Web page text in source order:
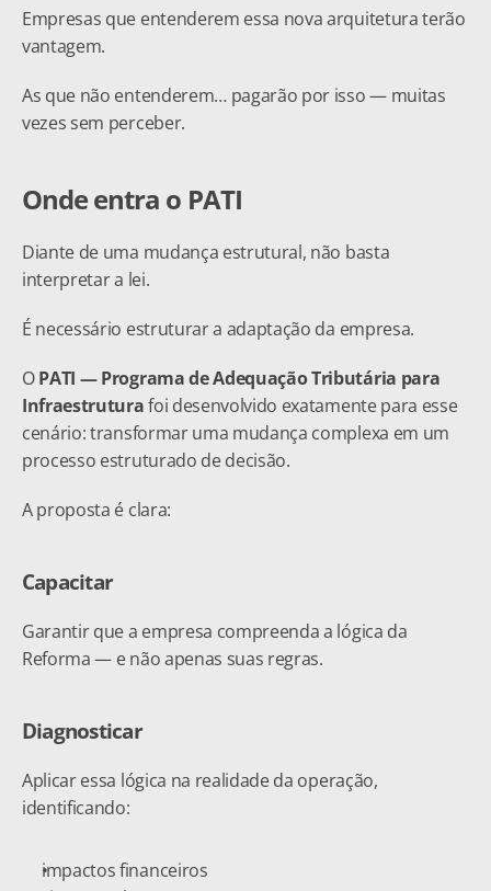
Empresas que entenderem essa nova arquitetura terão
vantagem.
As que não entenderem… pagarão por isso — muitas
vezes sem perceber.
Onde entra o PATI
Diante de uma mudança estrutural, não basta
interpretar a lei.
É necessário estruturar a adaptação da empresa.
O PATI — Programa de Adequação Tributária para
Infraestrutura foi desenvolvido exatamente para esse
cenário: transformar uma mudança complexa em um
processo estruturado de decisão.
A proposta é clara:
Capacitar
Garantir que a empresa compreenda a lógica da
Reforma — e não apenas suas regras.
Diagnosticar
Aplicar essa lógica na realidade da operação,
identificando:
impactos financeiros